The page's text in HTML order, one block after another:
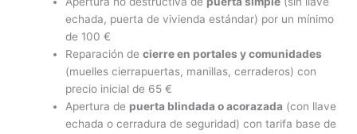
echada, puerta de vivienda estándar) por un mínimo
de 100 €
Reparación de cierre en portales y comunidades
(muelles cierrapuertas, manillas, cerraderos) con
precio inicial de 65 €
Apertura de puerta blindada o acorazada (con llave
echada o cerradura de seguridad) con tarifa base de